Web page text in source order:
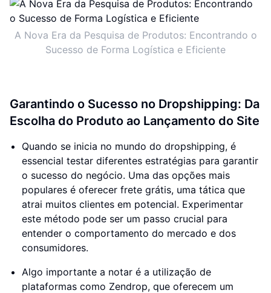
A Nova Era da Pesquisa de Produtos: Encontrando o
Sucesso de Forma Logística e Eficiente
Garantindo o Sucesso no Dropshipping: Da
Escolha do Produto ao Lançamento do Site
Quando se inicia no mundo do dropshipping, é
essencial testar diferentes estratégias para garantir
o sucesso do negócio. Uma das opções mais
populares é oferecer frete grátis, uma tática que
atrai muitos clientes em potencial. Experimentar
este método pode ser um passo crucial para
entender o comportamento do mercado e dos
consumidores.
Algo importante a notar é a utilização de
plataformas como Zendrop, que oferecem um